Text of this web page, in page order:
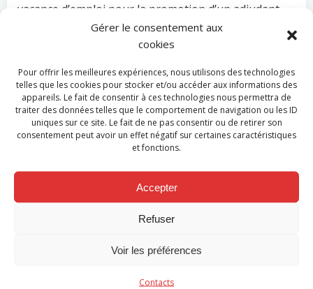
Gérer le consentement aux
cookies
Pour offrir les meilleures expériences, nous utilisons des technologies
telles que les cookies pour stocker et/ou accéder aux informations des
appareils. Le fait de consentir à ces technologies nous permettra de
traiter des données telles que le comportement de navigation ou les ID
uniques sur ce site. Le fait de ne pas consentir ou de retirer son
consentement peut avoir un effet négatif sur certaines caractéristiques
et fonctions.
Accepter
Refuser
Voir les préférences
Contacts
vacance d’emploi pour la promotion d’un adjudant
professionnel. Conformément à l’article 54 de
l’Arrêté royal du 19 avril 2014 relatif au statut
de secours, la présente vacance d’emploi est portée
à la connaissance des membres du personnel qui
rentrent dans les conditions de promotion, au grade
visé.
Pour consulter l’avis de recrutement cliquer ici